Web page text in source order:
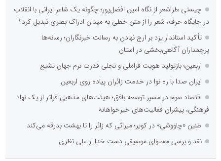
چیستی طراشعر از نگاه امین افضل‌پور؛ چگونه یک شاعر ایرانی با انقلاب
در جایگاه حرف، شعر را از متن خطی به میدان ادراک بصری تبدیل کرد؟
تأکید استاندار یزد بر ارج نهادن به رسالت خبرنگاران؛ رسانه‌ها
پرچمداران آگاهی‌بخشی در استان
اربعین؛ بازتولید هویت فراملی و تجلی قدرت نرم جهان تشیع
ایران صدا با ره نوا در خدمت زائران پیاده روی اربعین
اقتصاد سوم در مسیر توسعه بافق؛ هیئت‌های مذهبی فراتر از یک نهاد
فرهنگی، پیشران فعالیت‌های خیرخواهانه
طنین «چاووشی» در کویر؛ میراثی که زائر را تا بهشت بدرقه می‌کند
نقد و برسی محتوای موسیقی دست خدا از علی نظری